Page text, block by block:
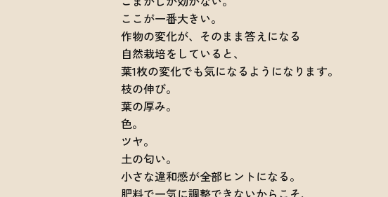
ここが一番大きい。
作物の変化が、そのまま答えになる
自然栽培をしていると、
葉1枚の変化でも気になるようになります。
枝の伸び。
葉の厚み。
色。
ツヤ。
土の匂い。
小さな違和感が全部ヒントになる。
肥料で一気に調整できないからこそ、